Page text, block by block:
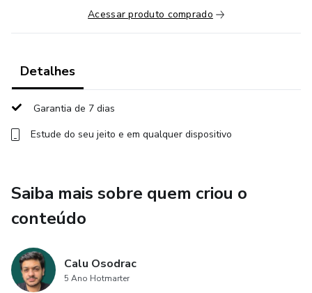
Acessar produto comprado
Detalhes
Garantia de 7 dias
Estude do seu jeito e em qualquer dispositivo
Saiba mais sobre quem criou o
conteúdo
Calu Osodrac
5 Ano Hotmarter